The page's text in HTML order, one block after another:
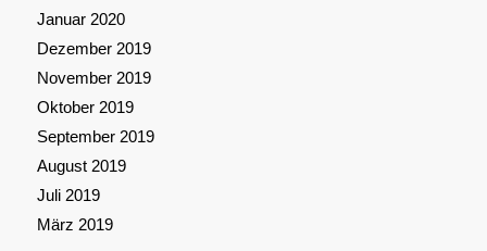
Januar 2020
Dezember 2019
November 2019
Oktober 2019
September 2019
August 2019
Juli 2019
März 2019